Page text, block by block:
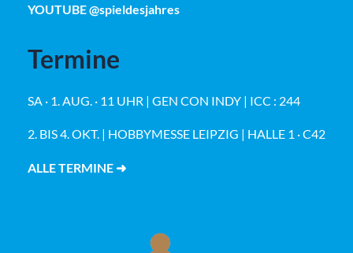
YOUTUBE @spieldesjahres
Termine
SA · 1. AUG. · 11 UHR | GEN CON INDY | ICC : 244
2. BIS 4. OKT. | HOBBYMESSE LEIPZIG | HALLE 1 · C42
ALLE TERMINE ➜